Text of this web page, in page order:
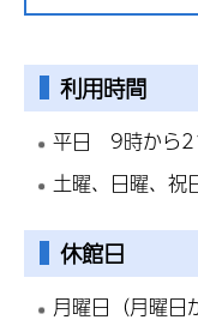
利用時間
平日 9時から
土曜、日曜、
休館日
月曜日（月曜日